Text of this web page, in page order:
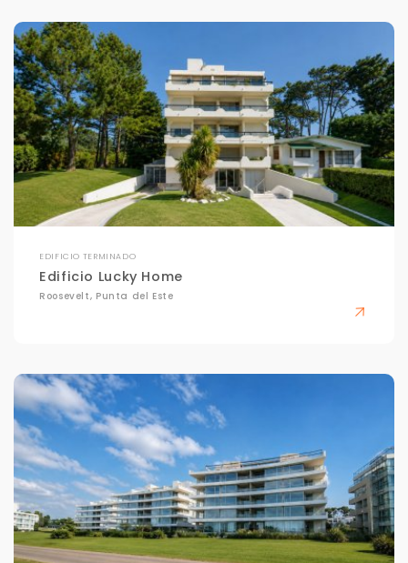
EDIFICIO TERMINADO
Edificio Lucky Home
Roosevelt, Punta del Este